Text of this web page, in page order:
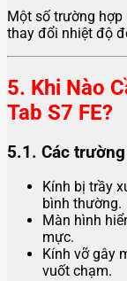
Một số trường
thay đổi nhiệt độ
5. Khi Nào
Tab S7 FE?
5.1. Các
Kính bị trầy
bình thường.
Màn hình
mực.
Kính vỡ gây
vuốt chạm.